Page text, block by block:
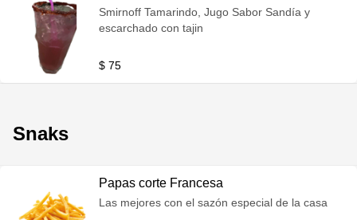
Smirnoff Tamarindo, Jugo Sabor Sandía y
escarchado con tajin
$ 75
Snaks
Papas corte Francesa
Las mejores con el sazón especial de la casa